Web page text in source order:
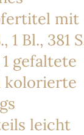
mit
Bl., 381
gefaltete
kolorierte
leicht